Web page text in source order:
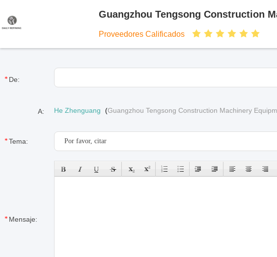
Guangzhou Tengsong Construction
Proveedores Calificados
De:
A: He Zhenguang (Guangzhou Tengsong Construction Machinery
Tema:
Mensaje: